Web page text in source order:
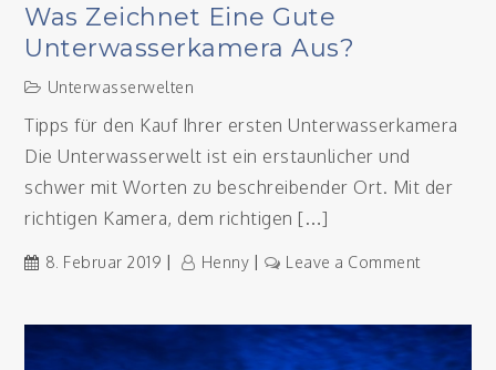
Was Zeichnet Eine Gute
Unterwasserkamera Aus?
Unterwasserwelten
Tipps für den Kauf Ihrer ersten Unterwasserkamera
Die Unterwasserwelt ist ein erstaunlicher und
schwer mit Worten zu beschreibender Ort. Mit der
richtigen Kamera, dem richtigen […]
8. Februar 2019 Henny Leave a Commenton
eine